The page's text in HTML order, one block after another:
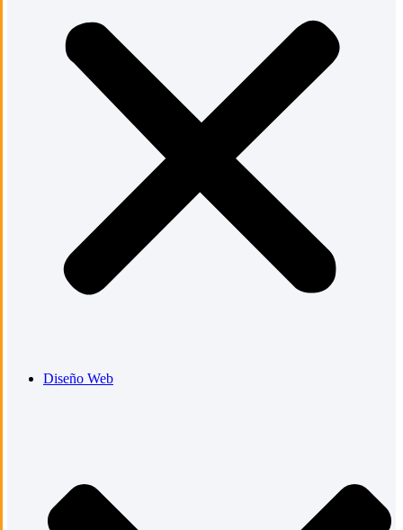
Diseño Web